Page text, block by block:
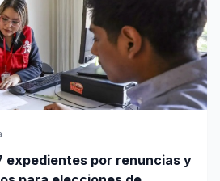
expedientes por renuncias y